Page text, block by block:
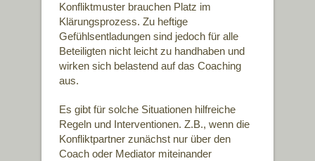
Konfliktmuster brauchen Platz im
Klärungsprozess. Zu heftige
Gefühlsentladungen sind jedoch für alle
Beteiligten nicht leicht zu handhaben und
wirken sich belastend auf das Coaching
aus.
Es gibt für solche Situationen hilfreiche
Regeln und Interventionen. Z.B., wenn die
Konfliktpartner zunächst nur über den
Coach oder Mediator miteinander